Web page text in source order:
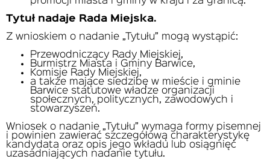
Tytuł nadaje Rada Miejska.
Z wnioskiem o nadanie „Tytułu” mogą wystąpić:
Przewodniczący Rady Miejskiej,
Burmistrz Miasta i Gminy Barwice,
Komisje Rady Miejskiej,
a także mające siedzibę w mieście i gminie
Barwice statutowe władze organizacji
społecznych, politycznych, zawodowych i
stowarzyszeń.
Wniosek o nadanie „Tytułu” wymaga formy pisemnej
i powinien zawierać szczegółową charakterystykę
kandydata oraz opis jego wkładu lub osiągnięć
uzasadniających nadanie tytułu.